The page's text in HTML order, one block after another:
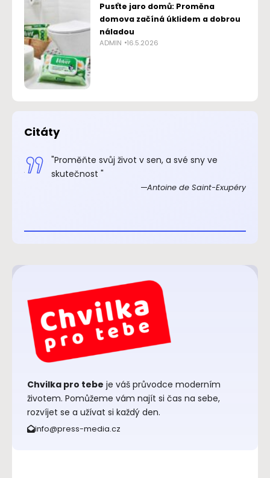
Pusťte jaro domů: Proměna
domova začíná úklidem a dobrou
náladou
ADMIN 16.5.2026
Citáty
"Proměňte svůj život v sen, a své sny ve
skutečnost "
Antoine de Saint-Exupéry
Chvilka pro tebe je váš průvodce moderním
životem. Pomůžeme vám najít si čas na sebe,
rozvíjet se a užívat si každý den.
info@press-media.cz